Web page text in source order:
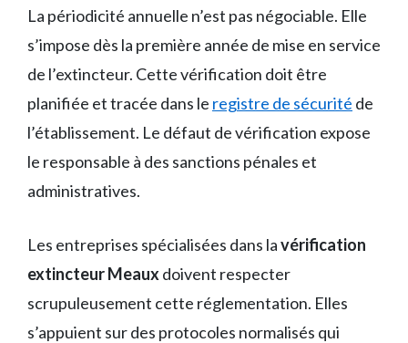
La périodicité annuelle n’est pas négociable. Elle
s’impose dès la première année de mise en service
de l’extincteur. Cette vérification doit être
planifiée et tracée dans le registre de sécurité de
l’établissement. Le défaut de vérification expose
le responsable à des sanctions pénales et
administratives.
Les entreprises spécialisées dans lavérification
extincteur Meauxdoivent respecter
scrupuleusement cette réglementation. Elles
s’appuient sur des protocoles normalisés qui